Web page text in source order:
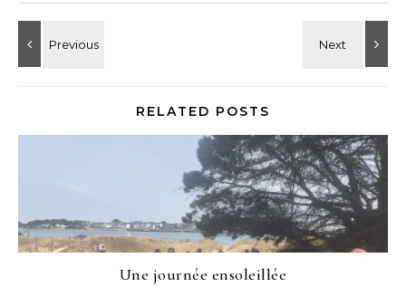
RELATED POSTS
Une journée ensoleillée